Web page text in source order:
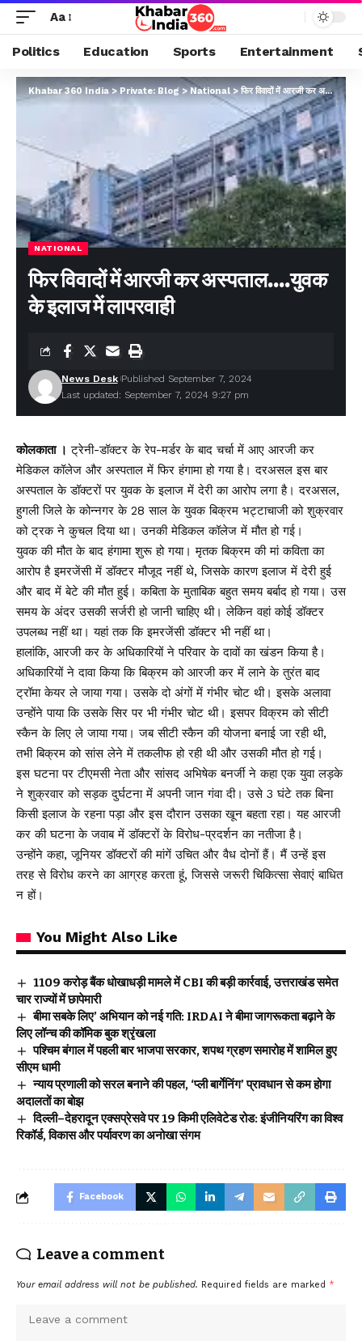
Aa
Politics Education Sports Entertainment
Khabar 360 India>Private: Blog>National>फिर विवादों में आरजी कर अस्पताल….युवक के इलाज में लापरवाही
NATIONAL
फिर विवादों में आरजी कर अस्पताल….युवक
के इलाज में लापरवाही
Last updated: September 7, 2024 9:27 pm
News Desk Published September 7, 2024
कोलकाता । ट्रेनी-डॉक्टर के रेप-मर्डर के बाद चर्चा में आए आरजी कर
मेडिकल कॉलेज और अस्पताल में फिर हंगामा हो गया है। दरअसल इस बार
अस्पताल के डॉक्टरों पर युवक के इलाज में देरी का आरोप लगा है। दरअसल,
हुगली जिले के कोन्नगर के 28 साल के युवक बिक्रम भट्टाचाजी को शुक्रवार
को ट्रक ने कुचल दिया था। उनकी मेडिकल कॉलेज में मौत हो गई।
युवक की मौत के बाद हंगामा शुरू हो गया। मृतक बिक्रम की मां कविता का
आरोप है इमरजेंसी में डॉक्टर मौजूद नहीं थे, जिसके कारण इलाज में देरी हुई
और बाद में बेटे की मौत हुई। कबिता के मुताबिक बहुत समय बर्बाद हो गया। उस
समय के अंदर उसकी सर्जरी हो जानी चाहिए थी। लेकिन वहां कोई डॉक्टर
उपलब्ध नहीं था। यहां तक ​​कि इमरजेंसी डॉक्टर भी नहीं था।
हालांकि, आरजी कर के अधिकारियों ने परिवार के दावों का खंडन किया है।
अधिकारियों ने दावा किया कि बिक्रम को आरजी कर में लाने के तुरंत बाद
ट्रॉमा केयर ले जाया गया। उसके दो अंगों में गंभीर चोट थी। इसके अलावा
उन्होंने पाया कि उसके सिर पर भी गंभीर चोट थी। इसपर विक्रम को सीटी
स्कैन के लिए ले जाया गया। जब सीटी स्कैन की योजना बनाई जा रही थी,
तभी बिक्रम को सांस लेने में तकलीफ हो रही थी और उसकी मौत हो गई।
इस घटना पर टीएमसी नेता और सांसद अभिषेक बनर्जी ने कहा एक युवा लड़के
ने शुक्रवार को सड़क दुर्घटना में अपनी जान गंवा दी। उसे 3 घंटे तक बिना
किसी इलाज के रहना पड़ा और इस दौरान उसका खून बहता रहा। यह आरजी
कर की घटना के जवाब में डॉक्टरों के विरोध-प्रदर्शन का नतीजा है।
उन्होंने कहा, जूनियर डॉक्टरों की मांगें उचित और वैध दोनों हैं। मैं उन्हें इस
तरह से विरोध करने का आग्रह करता हूं, जिससे जरूरी चिकित्सा सेवाएं बाधित
न हों।
You Might Also Like
₹1109 करोड़ बैंक धोखाधड़ी मामले में CBI की बड़ी कार्रवाई, उत्तराखंड समेत
चार राज्यों में छापेमारी
बीमा सबके लिए’ अभियान को नई गति: IRDAI ने बीमा जागरूकता बढ़ाने के
लिए लॉन्च की कॉमिक बुक श्रृंखला
पश्चिम बंगाल में पहली बार भाजपा सरकार, शपथ ग्रहण समारोह में शामिल हुए
सीएम धामी
न्याय प्रणाली को सरल बनाने की पहल, ‘प्ली बार्गेनिंग’ प्रावधान से कम होगा
अदालतों का बोझ
दिल्ली–देहरादून एक्सप्रेसवे पर 19 किमी एलिवेटेड रोड: इंजीनियरिंग का विश्व
रिकॉर्ड, विकास और पर्यावरण का अनोखा संगम
Facebook
Leave a comment
Your email address will not be published. Required fields are marked *